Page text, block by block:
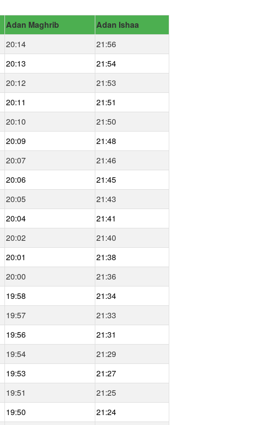
Adan Maghrib
Adan Ishaa
20:14
21:56
20:13
21:54
20:12
21:53
20:11
21:51
20:10
21:50
20:09
21:48
20:07
21:46
20:06
21:45
20:05
21:43
20:04
21:41
20:02
21:40
20:01
21:38
20:00
21:36
19:58
21:34
19:57
21:33
19:56
21:31
19:54
21:29
19:53
21:27
19:51
21:25
19:50
21:24